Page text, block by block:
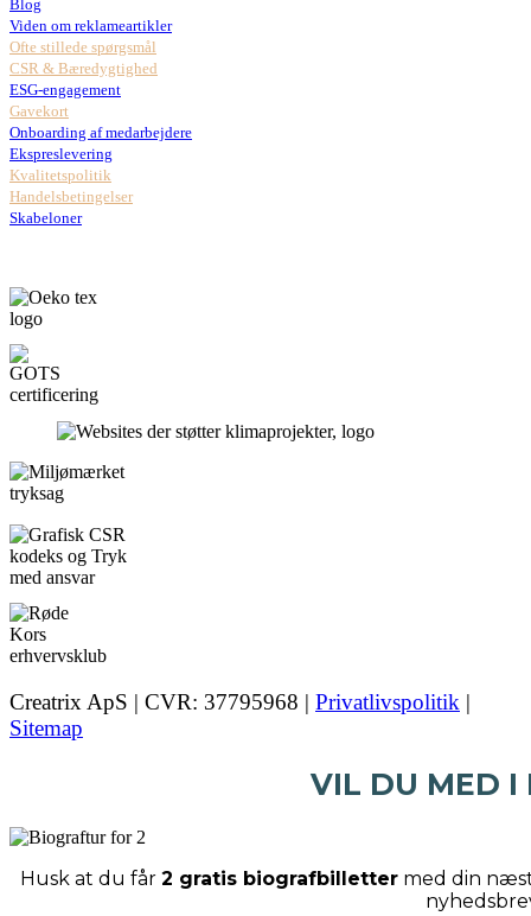
Blog
Viden om reklameartikler
Ofte stillede spørgsmål
CSR & Bæredygtighed
ESG-engagement
Gavekort
Onboarding af medarbejdere
Ekspreslevering
Kvalitetspolitik
Handelsbetingelser
Skabeloner
Creatrix ApS | CVR: 37795968 | Privatlivspolitik |
Sitemap
VIL DU MED I
Husk at du får 2 gratis biografbillettermed din